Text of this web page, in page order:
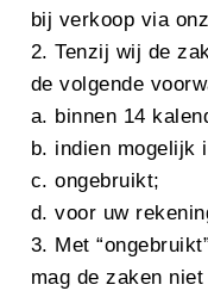
bij verkoop via
2. Tenzij wij de
de volgende
a. binnen 14
b. indien mogelijk
c. ongebruikt;
d. voor uw
3. Met
mag de zaken